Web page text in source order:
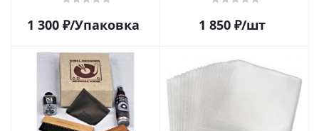
1 300₽/Упаковка 1 850₽/шт